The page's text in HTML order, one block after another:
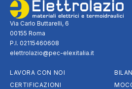
Via Carlo Buttarelli, 6
00155 Roma
P.I. 02115460608
elettrolazio@pec-elexitalia.it
LAVORA CON NOI
CERTIFICAZIONI